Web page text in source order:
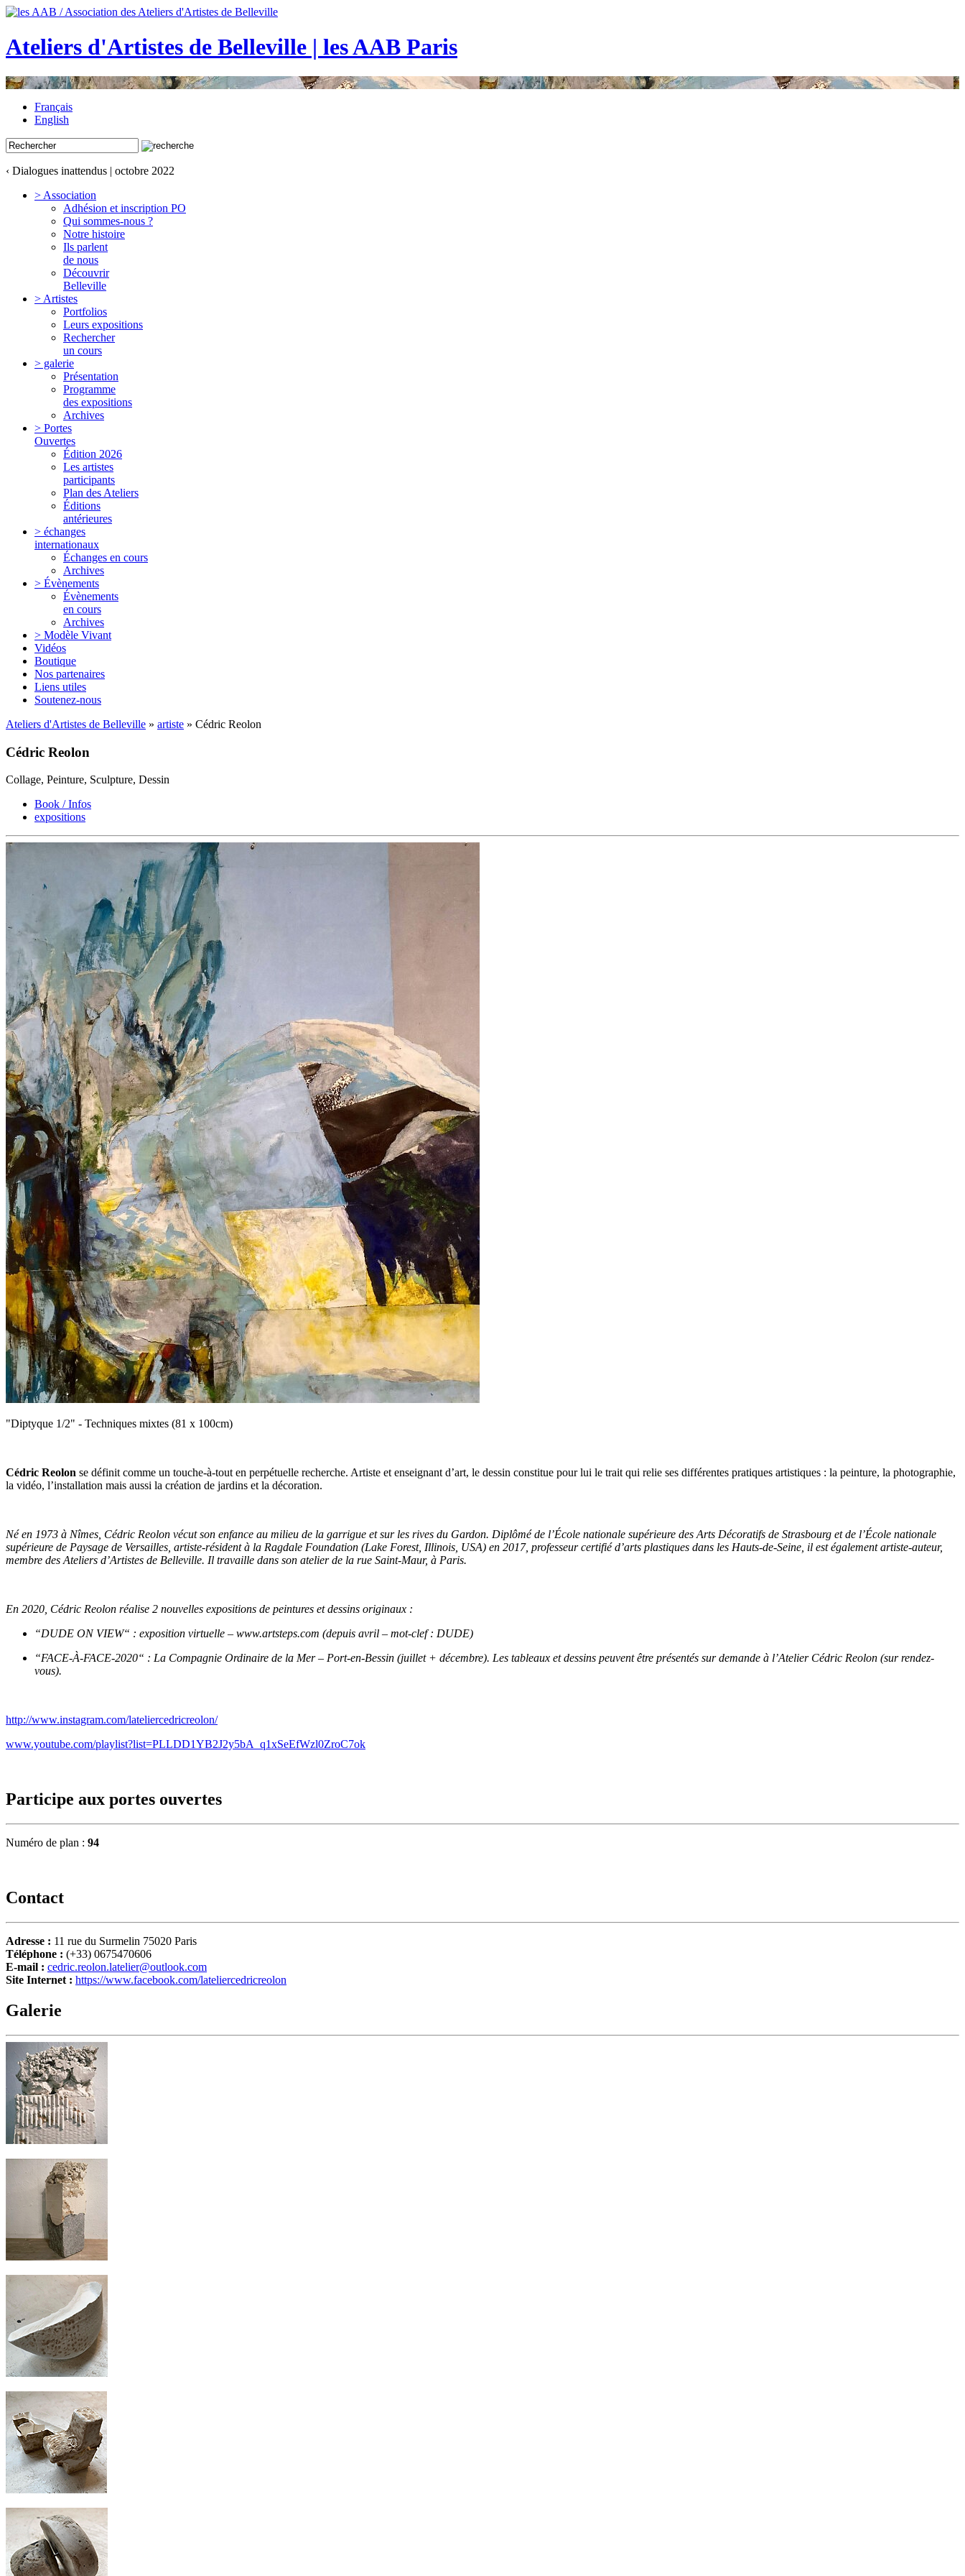
Ateliers d'Artistes de Belleville | les AAB Paris
Français
English
‹ Dialogues inattendus | octobre 2022
> Association
Adhésion et inscription PO
Qui sommes-nous ?
Notre histoire
Ils parlent
de nous
Découvrir
Belleville
> Artistes
Portfolios
Leurs expositions
Rechercher
un cours
> galerie
Présentation
Programme
des expositions
Archives
> Portes
Ouvertes
Édition 2026
Les artistes
participants
Plan des Ateliers
Éditions
antérieures
> échanges
internationaux
Échanges en cours
Archives
> Évènements
Évènements
en cours
Archives
> Modèle Vivant
Vidéos
Boutique
Nos partenaires
Liens utiles
Soutenez-nous
Ateliers d'Artistes de Belleville » artiste » Cédric Reolon
Cédric Reolon
Collage, Peinture, Sculpture, Dessin
Book / Infos
expositions
"Diptyque 1/2" - Techniques mixtes (81 x 100cm)
Cédric Reolon se définit comme un touche-à-tout en perpétuelle recherche. Artiste et enseignant d’art, le dessin constitue pour lui le trait qui relie ses différentes pratiques artistiques : la peinture, la photographie,
la vidéo, l’installation mais aussi la création de jardins et la décoration.
Né en 1973 à Nîmes, Cédric Reolon vécut son enfance au milieu de la garrigue et sur les rives du Gardon. Diplômé de l’École nationale supérieure des Arts Décoratifs de Strasbourg et de l’École nationale
supérieure de Paysage de Versailles, artiste-résident à la Ragdale Foundation (Lake Forest, Illinois, USA) en 2017, professeur certifié d’arts plastiques dans les Hauts-de-Seine, il est également artiste-auteur,
membre des Ateliers d’Artistes de Belleville. Il travaille dans son atelier de la rue Saint-Maur, à Paris.
En 2020, Cédric Reolon réalise 2 nouvelles expositions de peintures et dessins originaux :
“DUDE ON VIEW“ : exposition virtuelle – www.artsteps.com (depuis avril – mot-clef : DUDE)
“FACE-À-FACE-2020“ : La Compagnie Ordinaire de la Mer – Port-en-Bessin (juillet + décembre). Les tableaux et dessins peuvent être présentés sur demande à l’Atelier Cédric Reolon (sur rendez-
vous).
http://www.instagram.com/lateliercedricreolon/
www.youtube.com/playlist?list=PLLDD1YB2J2y5bA_q1xSeEfWzl0ZroC7ok
Participe aux portes ouvertes
Numéro de plan : 94
Contact
Adresse : 11 rue du Surmelin 75020 Paris
Téléphone : (+33) 0675470606
E-mail : cedric.reolon.latelier@outlook.com
Site Internet : https://www.facebook.com/lateliercedricreolon
Galerie